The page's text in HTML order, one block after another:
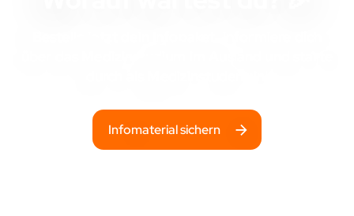
Infomaterial sichern